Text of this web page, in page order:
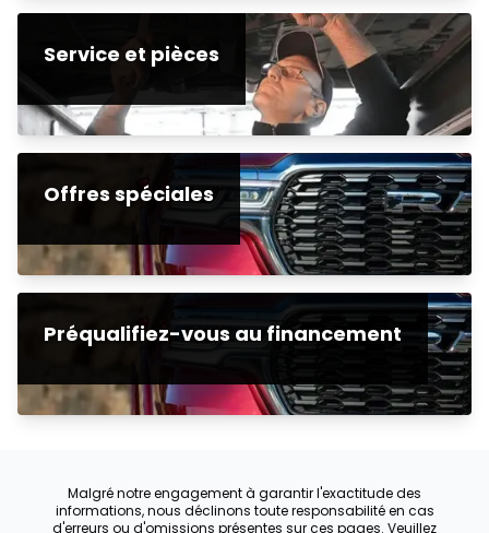
Service et pièces
Offres spéciales
Préqualifiez-vous au financement
Malgré notre engagement à garantir l'exactitude des
informations, nous déclinons toute responsabilité en cas
d'erreurs ou d'omissions présentes sur ces pages. Veuillez